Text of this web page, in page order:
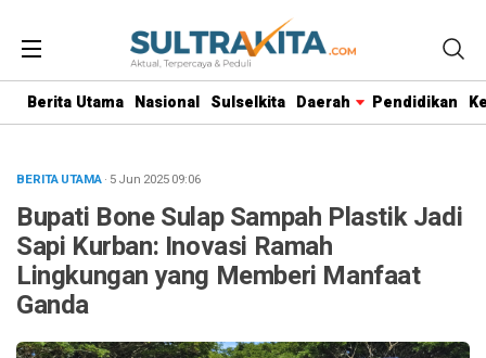
Berita Utama Nasional Sulselkita Daerah Pendidikan
BERITA UTAMA· 5 Jun 202509:06
Bupati Bone Sulap Sampah Plastik Jadi
Sapi Kurban: Inovasi Ramah
Lingkungan yang Memberi Manfaat
Ganda